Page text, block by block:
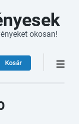
okosan!
Kosár